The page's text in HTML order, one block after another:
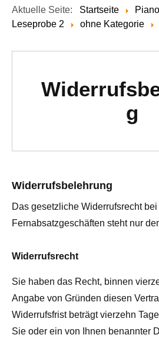
Aktuelle Seite: Startseite
Leseprobe 2
ohne Kategorie
g
Widerrufsbelehrung
Das gesetzliche Widerrufsrecht bei
Fernabsatzgeschäften steht nur
Widerrufsrecht
Sie haben das Recht, binnen
Angabe von Gründen diesen
Widerrufsfrist beträgt vierzehn
Sie oder ein von Ihnen benannter